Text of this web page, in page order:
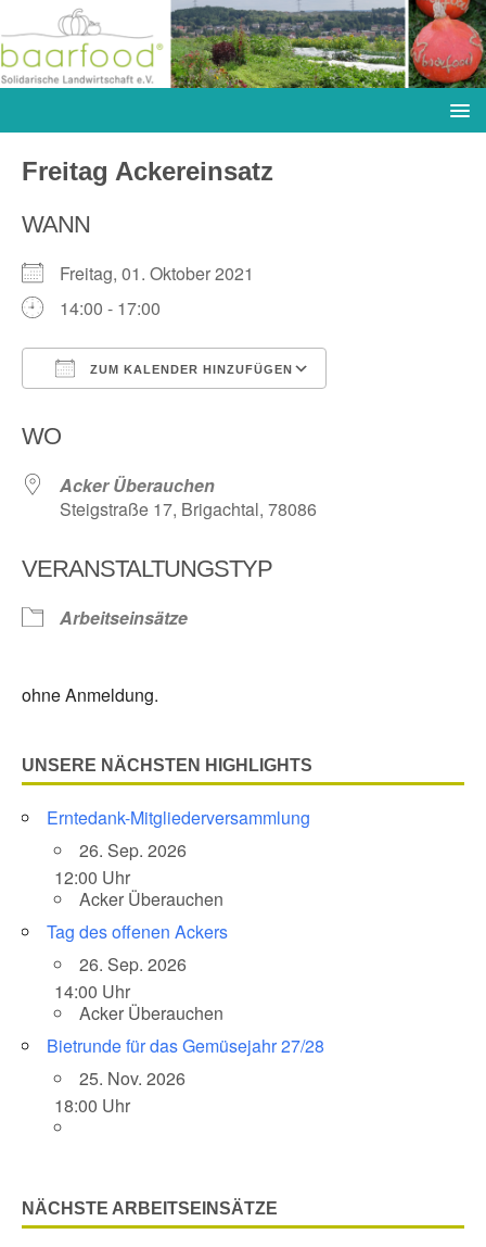
Freitag Ackereinsatz
WANN
Freitag, 01. Oktober 2021
14:00 - 17:00
ZUM KALENDER HINZUFÜGEN
WO
Acker Überauchen
Steigstraße 17, Brigachtal, 78086
VERANSTALTUNGSTYP
Arbeitseinsätze
ohne Anmeldung.
UNSERE NÄCHSTEN HIGHLIGHTS
Erntedank-Mitgliederversammlung
26. Sep. 2026
12:00 Uhr
Acker Überauchen
Tag des offenen Ackers
26. Sep. 2026
14:00 Uhr
Acker Überauchen
Bietrunde für das Gemüsejahr 27/28
25. Nov. 2026
18:00 Uhr
NÄCHSTE ARBEITSEINSÄTZE